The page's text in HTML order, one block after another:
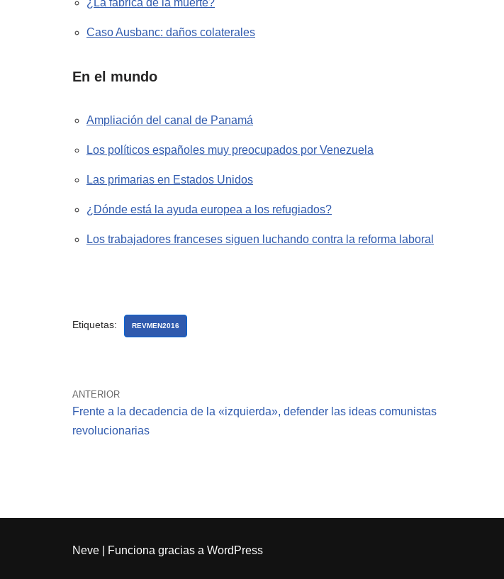
¿La fábrica de la muerte?
Caso Ausbanc: daños colaterales
En el mundo
Ampliación del canal de Panamá
Los políticos españoles muy preocupados por Venezuela
Las primarias en Estados Unidos
¿Dónde está la ayuda europea a los refugiados?
Los trabajadores franceses siguen luchando contra la reforma laboral
Etiquetas: REVMEN2016
ANTERIOR
Frente a la decadencia de la «izquierda», defender las ideas comunistas
revolucionarias
Neve | Funciona gracias a WordPress